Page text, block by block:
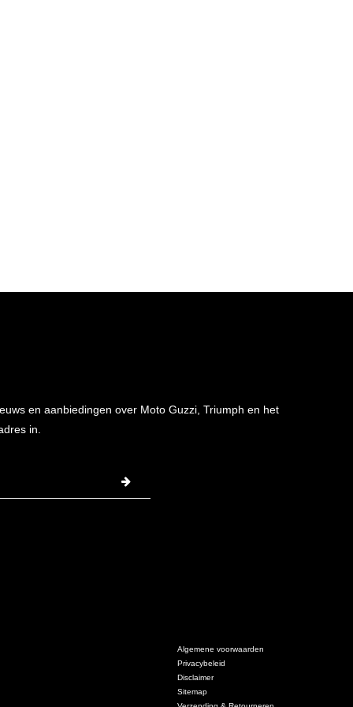
en aanbiedingen over Moto Guzzi, Triumph en het
in.
Algemene voorwaarden
Privacybeleid
Disclaimer
Sitemap